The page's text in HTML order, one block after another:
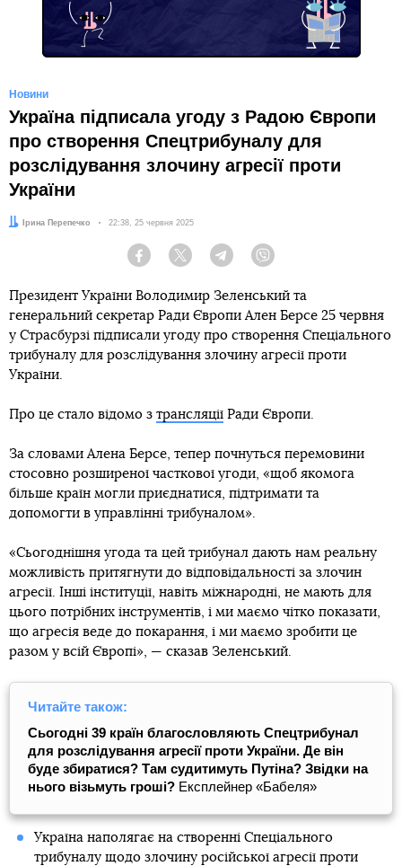
Новини
Україна підписала угоду з Радою Європи
про створення Спецтрибуналу для
розслідування злочину агресії проти
України
Автор:Ірина Перепечко Дата:
22:38, 25 червня 2025
Facebook Twitter Telegram
Президент України Володимир Зеленський та
генеральний секретар Ради Європи Ален Берсе 25 червня
у Страсбурзі підписали угоду про створення Спеціального
трибуналу для розслідування злочину агресії проти
України.
Про це стало відомо з трансляції Ради Європи.
За словами Алена Берсе, тепер почнуться перемовини
стосовно розширеної часткової угоди, «щоб якомога
більше країн могли приєднатися, підтримати та
допомогти в управлінні трибуналом».
«Сьогоднішня угода та цей трибунал дають нам реальну
можливість притягнути до відповідальності за злочин
агресії. Інші інституції, навіть міжнародні, не мають для
цього потрібних інструментів, і ми маємо чітко показати,
що агресія веде до покарання, і ми маємо зробити це
разом у всій Європі», — сказав Зеленський.
Читайте також:
Сьогодні 39 країн благословляють Спецтрибунал
для розслідування агресії проти України. Де він
буде збиратися? Там судитимуть Путіна? Звідки на
нього візьмуть гроші? Експлейнер «Бабеля»
Україна наполягає на створенні Спеціального
трибуналу щодо злочину російської агресії проти